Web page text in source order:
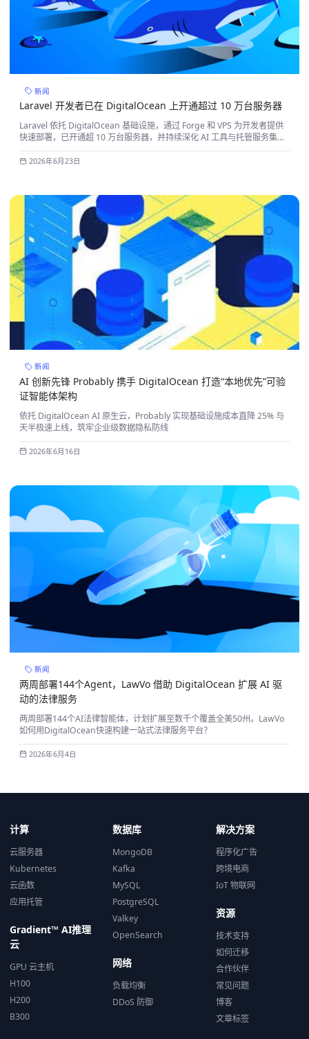
新闻
Laravel 开发者已在 DigitalOcean 上开通超过 10 万台服务器
Laravel 依托 DigitalOcean 基础设施，通过 Forge 和 VPS 为开发者提供
快速部署，已开通超 10 万台服务器，并持续深化 AI 工具与托管服务集
成。
2026年6月23日
新闻
AI 创新先锋 Probably 携手 DigitalOcean 打造“本地优先”可验
证智能体架构
依托 DigitalOcean AI 原生云，Probably 实现基础设施成本直降 25% 与
天半极速上线，筑牢企业级数据隐私防线
2026年6月16日
新闻
两周部署144个Agent，LawVo 借助 DigitalOcean 扩展 AI 驱
动的法律服务
两周部署144个AI法律智能体，计划扩展至数千个覆盖全美50州。LawVo
如何用DigitalOcean快速构建一站式法律服务平台？
2026年6月4日
计算
云服务器
Kubernetes
云函数
应用托管
Gradient™ AI推理
云
GPU 云主机
H100
H200
B300
数据库
MongoDB
Kafka
MySQL
PostgreSQL
Valkey
OpenSearch
网络
负载均衡
DDoS 防御
解决方案
程序化广告
跨境电商
IoT 物联网
资源
技术支持
如何迁移
合作伙伴
常见问题
博客
文章标签